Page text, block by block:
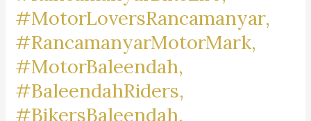
#MotorLoversRancamanyar,
#RancamanyarMotorMark,
#MotorBaleendah,
#BaleendahRiders,
#BikersBaleendah,